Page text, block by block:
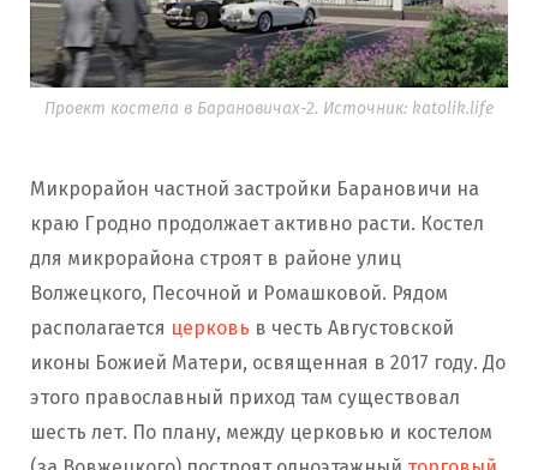
Проект костела в Барановичах-2. Источник: katolik.life
Микрорайон частной застройки Барановичи на
краю Гродно продолжает активно расти. Костел
для микрорайона строят в районе улиц
Волжецкого, Песочной и Ромашковой. Рядом
располагается церковь в честь Августовской
иконы Божией Матери, освященная в 2017 году. До
этого православный приход там существовал
шесть лет. По плану, между церковью и костелом